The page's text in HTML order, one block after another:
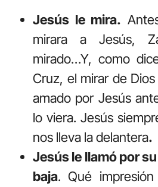
Jesús le mira.
mirara a Jesús,
mirado…Y, como
Cruz, el mirar de
amado por Jesús
lo viera. Jesús
nos lleva la delantera.
Jesús le llamó por
baja. Qué